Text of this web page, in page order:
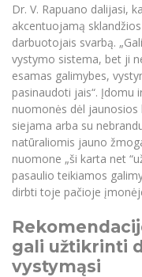
Dr. V. Rapuano dalijasi,
akcentuojamą
darbuotojais svarbą.
vystymo sistema, bet ji
esamas galimybes,
pasinaudoti jais“. Įdomu
nuomonės dėl
siejama arba su
natūraliomis jauno
nuomone „ši karta net
pasaulio teikiamos
dirbti toje pačioje
gali užtikrinti
vystymąsi